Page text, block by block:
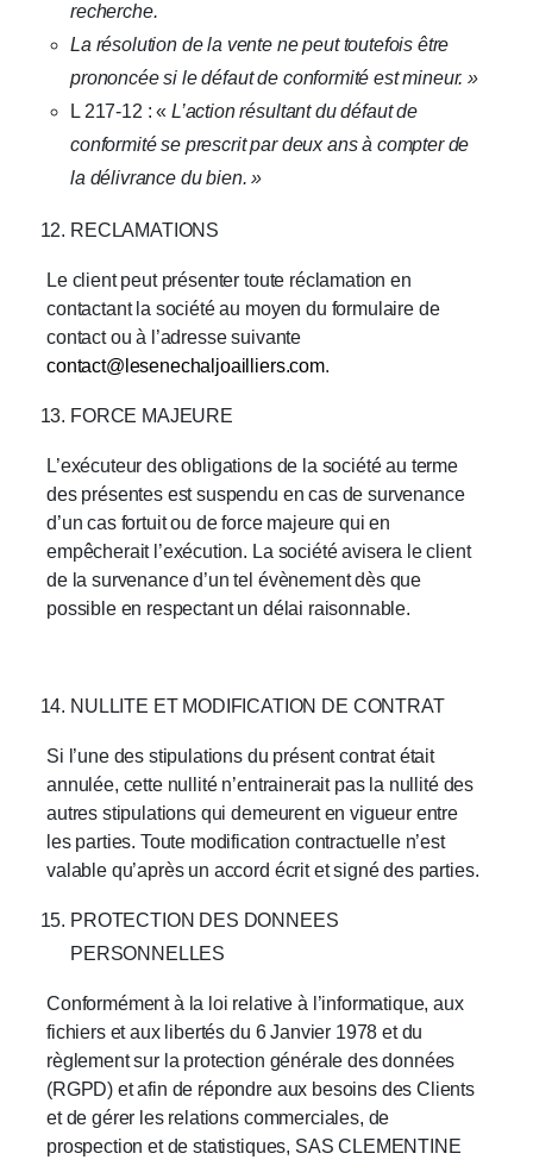
recherche.
La résolution de la vente ne peut toutefois être
prononcée si le défaut de conformité est mineur. »
L 217-12 : « L’action résultant du défaut de
conformité se prescrit par deux ans à compter de
la délivrance du bien. »
RECLAMATIONS
Le client peut présenter toute réclamation en
contactant la société au moyen du formulaire de
contact ou à l’adresse suivante
contact@lesenechaljoailliers.com.
FORCE MAJEURE
L’exécuteur des obligations de la société au terme
des présentes est suspendu en cas de survenance
d’un cas fortuit ou de force majeure qui en
empêcherait l’exécution. La société avisera le client
de la survenance d’un tel évènement dès que
possible en respectant un délai raisonnable.
NULLITE ET MODIFICATION DE CONTRAT
Si l’une des stipulations du présent contrat était
annulée, cette nullité n’entrainerait pas la nullité des
autres stipulations qui demeurent en vigueur entre
les parties. Toute modification contractuelle n’est
valable qu’après un accord écrit et signé des parties.
PROTECTION DES DONNEES
PERSONNELLES
Conformément à la loi relative à l’informatique, aux
fichiers et aux libertés du 6 Janvier 1978 et du
règlement sur la protection générale des données
(RGPD) et afin de répondre aux besoins des Clients
et de gérer les relations commerciales, de
prospection et de statistiques, SAS CLEMENTINE